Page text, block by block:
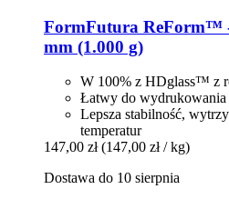
FormFutura ReForm™
mm (1.000 g)
W 100% z HDglass™ z
Łatwy do wydrukowania
Lepsza stabilność,
temperatur
147,00 zł (147,00 zł / kg)
Dostawa do 10 sierpnia